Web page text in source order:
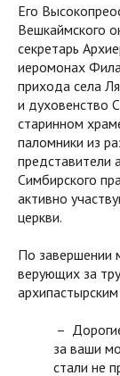
Его
Вешкаймского
секретарь
иеромонах
прихода села
и духовенство
старинном
паломники из
представители
Симбирского
активно
церкви.
По завершении
верующих за
–
за ваши
стали не